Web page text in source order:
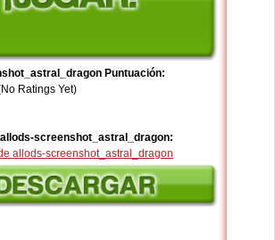
Puntuación:
Ratings Yet)
allods-screenshot_astral_dragon: